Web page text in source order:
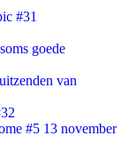
#31
goede
van
#5 13 november